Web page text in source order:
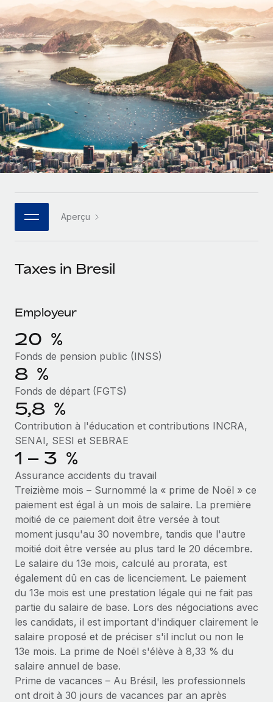
Gestion des freelances
Intégrez et gérez vos freelances partout dans le monde
PEO
Sous-traitez les opérations complexes liées à l’emploi
INFRASTRUCTURE
Intégration Remote
Intégrez vos RH aux flux de travail en toute simplicité
Plateforme
Des fonctions RH clés intégrées pour votre équipe
Connectez n'importe quel outil d’IA à Remote grâce à
notre MCP
Rationalisez vos processus avec des outils essentiels
SERVICES
Demandez aux experts
Recevez des conseils d’experts sur les RH à
l’international et la conformité
Contrôles d’antécédents
Simplifiez vos processus de présélection des
candidats
Remote Watchtower
Gardez un temps d’avance sur les risques en
matière de conformité
Gestion des appareils
Achetez et suivez vos équipements informatiques
dans le monde entier
Création d’entité
Établissez des entités rapidement et en toute
conformité
Mobilité et déménagement international
Organisez facilement le déménagement de vos
employés
Avantages sociaux
Gérez facilement les avantages sociaux
Comparer Remote
Examinez notre service par rapport aux autres
CROISSANCE
Start-ups
Des solutions agiles et internationales pour les RH et la
paie des entreprises en pleine croissance
Entreprises intermédiaires
Développez vos équipes avec des solutions RH sur
mesure
Entreprise
Les RH à l’international pour les grandes entreprises
Partenaires stratégiques de la tech
Explorez avec nous vos opportunités de partenariat
Remote Build
Conseil en intégrations et automatisations assistées par
l’IA
ÉTUDES DE CAS
Comment Weaviate, l'as de l'IA, a développé
ses effectifs de 120 % avec Remote
Weaviate en bref Weaviate crée des infrastructures open
source et AI-first. Sa mission est...
En savoir plus
Intégration Remote x BambooHR : du local à
l’international, le recrutement sans changer de
plateforme
Impact Les clients BambooHR peuvent désormais
embaucher et gérer les employés internationaux...
En savoir plus
pays
Calculateur de paiement des freelances
Découvrez les devises disponibles et les vitesses de
paiement pour vos freelances internationaux
APPRENDRE AVEC REMOTE
Recherche et guides
Études de cas
Checklists et modèles
Descriptions de postes
Centre de ressources
Obtenir de l’aide
Voir toutes les ressources
BLOG
Paie multipays
EOR et PEO
Gestion des freelances
Taxes
Explorer le blog
BLOG
Mises à jour des produits de Remote :
Intégrations Gusto et Xero et Gestion des
freelances Plus
Remote a toujours pour mission d'aider les entreprises de
toute taille à embaucher, gérer et payer...
Nederlands
Français
Deutsch
Español
Italiano
Português (Portugal)
日本語
한국어
Connexion
Aperçu
Taxes in Bresil
Employeur
20 %
Fonds de pension public (INSS)
8 %
Fonds de départ (FGTS)
5,8 %
Contribution à l'éducation et contributions INCRA,
SENAI, SESI et SEBRAE
1 – 3 %
Assurance accidents du travail
Treizième mois – Surnommé la « prime de Noël » ce
paiement est égal à un mois de salaire. La première
moitié de ce paiement doit être versée à tout
moment jusqu'au 30 novembre, tandis que l'autre
moitié doit être versée au plus tard le 20 décembre.
Le salaire du 13e mois, calculé au prorata, est
également dû en cas de licenciement. Le paiement
du 13e mois est une prestation légale qui ne fait pas
partie du salaire de base. Lors des négociations avec
les candidats, il est important d'indiquer clairement le
salaire proposé et de préciser s'il inclut ou non le
13e mois. La prime de Noël s'élève à 8,33 % du
salaire annuel de base.
Prime de vacances – Au Brésil, les professionnels
ont droit à 30 jours de vacances par an après